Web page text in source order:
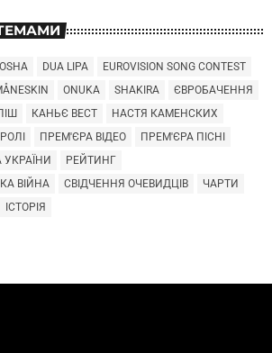
DUA LIPA
EUROVISION SONG CONTEST
ONUKA SHAKIRA
ЄВРОБАЧЕННЯ
КАНЬЄ ВЕСТ
НАСТЯ КАМЕНСКИХ
ПРЕМ'ЄРА ВІДЕО
ПРЕМ'ЄРА ПІСНІ
УКРАЇНИ
РЕЙТИНГ
ВІЙНА
СВІДЧЕННЯ ОЧЕВИДЦІВ
ЧАРТИ
ІСТОРІЯ